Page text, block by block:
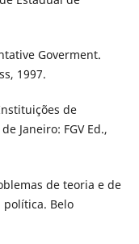
Goverment.
1997.
de
Janeiro: FGV Ed.,
de teoria e de
política. Belo